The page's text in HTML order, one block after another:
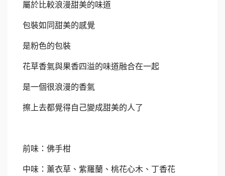
屬於比較浪漫甜美的味道
包裝如同甜美的感覺
是粉色的包裝
花草香氣與果香四溢的味道融合在一起
是一個很浪漫的香氣
擦上去都覺得自己變成甜美的人了
前味：佛手柑
中味：薰衣草、紫羅蘭、桃花心木、丁香花